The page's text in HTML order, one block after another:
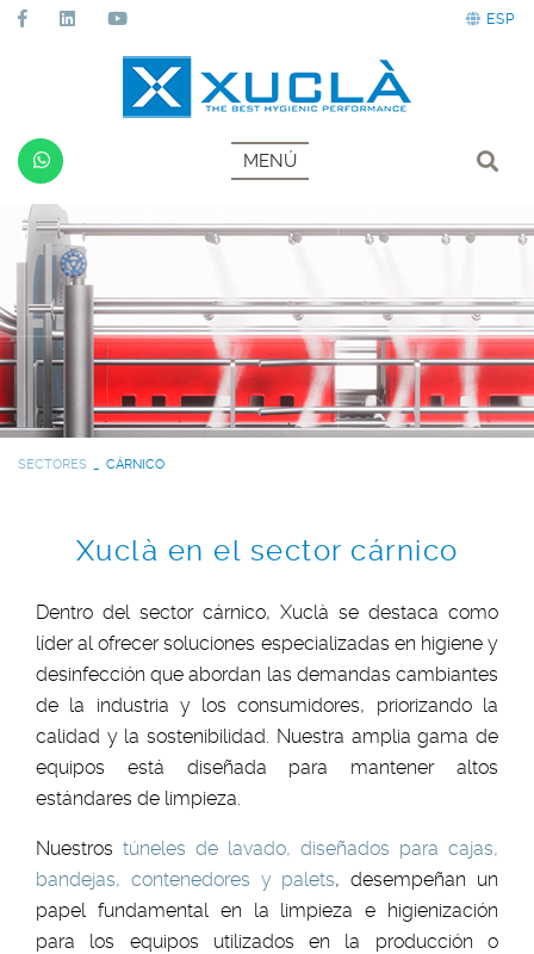
ESP
MENÚ
SECTORES CÁRNICO
Xuclà en el sector cárnico
Dentro del sector cárnico, Xuclà se destaca como
líder al ofrecer soluciones especializadas en higiene y
desinfección que abordan las demandas cambiantes
de la industria y los consumidores, priorizando la
calidad y la sostenibilidad. Nuestra amplia gama de
equipos está diseñada para mantener altos
estándares de limpieza.
Nuestros túneles de lavado, diseñados para cajas,
bandejas, contenedores y palets, desempeñan un
papel fundamental en la limpieza e higienización
para los equipos utilizados en la producción o